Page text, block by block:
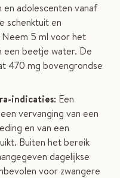
en adolescenten vanaf
schenktuit en
5 ml voor het
een beetje water. De
470 mg bovengrondse
indicaties: Een
vervanging van een
en van een
Buiten het bereik
dagelijkse
voor zwangere